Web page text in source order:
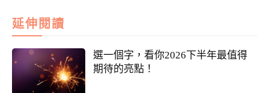
延伸閱讀
選一個字，看你2026下半年最值得
期待的亮點！